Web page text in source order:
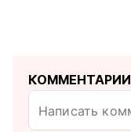
КОММЕНТАРИИ